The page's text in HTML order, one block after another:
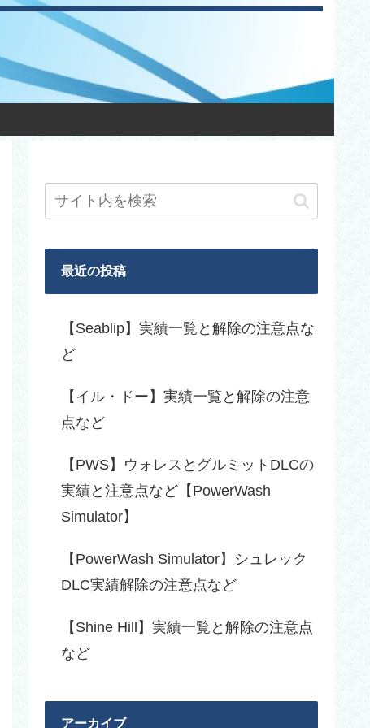
最近の投稿
【Seablip】実績一覧と解除の注意点な
ど
【イル・ドー】実績一覧と解除の注意
点など
【PWS】ウォレスとグルミットDLCの
実績と注意点など【PowerWash
Simulator】
【PowerWash Simulator】シュレック
DLC実績解除の注意点など
【Shine Hill】実績一覧と解除の注意点
など
アーカイブ